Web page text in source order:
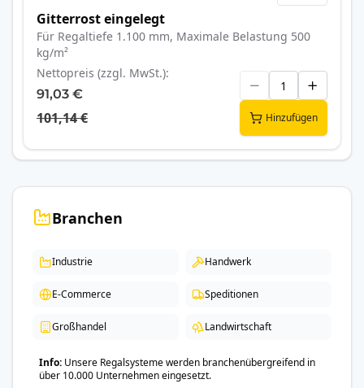
Gitterrost eingelegt
Für Regaltiefe 1.100 mm, Maximale Belastung 500
kg/m²
Nettopreis (zzgl. MwSt.)
91,03 €
101,14 € Hinzufügen
Branchen
Industrie Handwerk
E-Commerce Speditionen
Großhandel Landwirtschaft
Info Unsere Regalsysteme werden branchenübergreifend in
über 10.000 Unternehmen eingesetzt.